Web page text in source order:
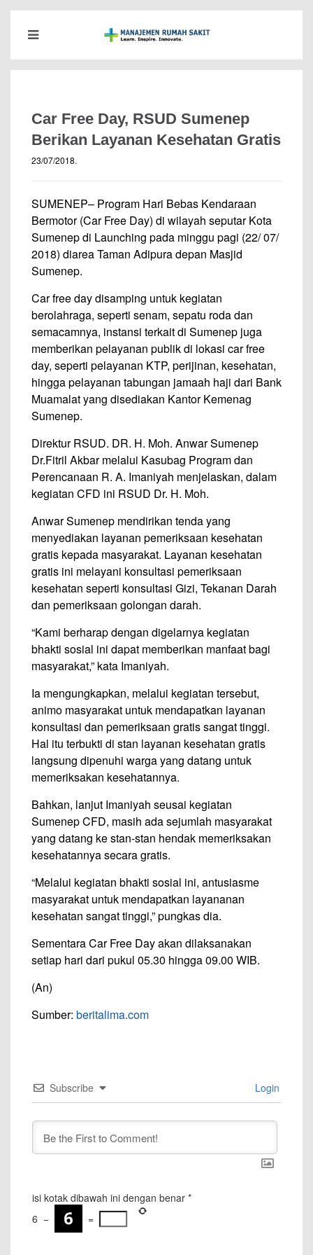
Car Free Day, RSUD Sumenep
Berikan Layanan Kesehatan Gratis
23/07/2018.
SUMENEP– Program Hari Bebas Kendaraan
Bermotor (Car Free Day) di wilayah seputar Kota
Sumenep di Launching pada minggu pagi (22/ 07/
2018) diarea Taman Adipura depan Masjid
Sumenep.
Car free day disamping untuk kegiatan
berolahraga, seperti senam, sepatu roda dan
semacamnya, instansi terkait di Sumenep juga
memberikan pelayanan publik di lokasi car free
day, seperti pelayanan KTP, perijinan, kesehatan,
hingga pelayanan tabungan jamaah haji dari Bank
Muamalat yang disediakan Kantor Kemenag
Sumenep.
Direktur RSUD. DR. H. Moh. Anwar Sumenep
Dr.Fitril Akbar melalui Kasubag Program dan
Perencanaan R. A. Imaniyah menjelaskan, dalam
kegiatan CFD ini RSUD Dr. H. Moh.
Anwar Sumenep mendirikan tenda yang
menyediakan layanan pemeriksaan kesehatan
gratis kepada masyarakat. Layanan kesehatan
gratis ini melayani konsultasi pemeriksaan
kesehatan seperti konsultasi Gizi, Tekanan Darah
dan pemeriksaan golongan darah.
“Kami berharap dengan digelarnya kegiatan
bhakti sosial ini dapat memberikan manfaat bagi
masyarakat,” kata Imaniyah.
Ia mengungkapkan, melalui kegiatan tersebut,
animo masyarakat untuk mendapatkan layanan
konsultasi dan pemeriksaan gratis sangat tinggi.
Hal itu terbukti di stan layanan kesehatan gratis
langsung dipenuhi warga yang datang untuk
memeriksakan kesehatannya.
Bahkan, lanjut Imaniyah seusai kegiatan
Sumenep CFD, masih ada sejumlah masyarakat
yang datang ke stan-stan hendak memeriksakan
kesehatannya secara gratis.
“Melalui kegiatan bhakti sosial ini, antusiasme
masyarakat untuk mendapatkan layananan
kesehatan sangat tinggi,” pungkas dia.
Sementara Car Free Day akan dilaksanakan
setiap hari dari pukul 05.30 hingga 09.00 WIB.
(An)
Sumber: beritalima.com
Subscribe Login
isi kotak dibawah ini dengan benar *
6 − =